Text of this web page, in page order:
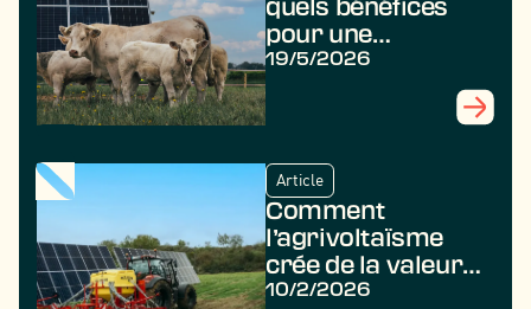
quels bénéfices
pour une
commune ?
19/5/2026
Article
Comment
l’agrivoltaïsme
crée de la valeur
durable dans les
10/2/2026